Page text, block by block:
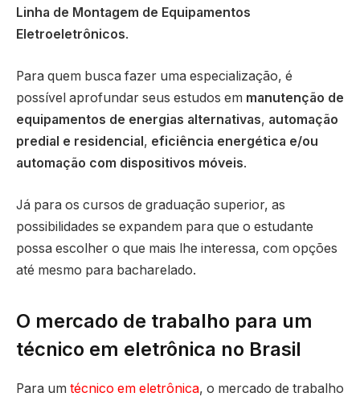
Linha de Montagem de Equipamentos
Eletroeletrônicos.
Para quem busca fazer uma especialização, é
possível aprofundar seus estudos em manutenção de
equipamentos de energias alternativas, automação
predial e residencial, eficiência energética e/ou
automação com dispositivos móveis.
Já para os cursos de graduação superior, as
possibilidades se expandem para que o estudante
possa escolher o que mais lhe interessa, com opções
até mesmo para bacharelado.
O mercado de trabalho para um
técnico em eletrônica no Brasil
Para um técnico em eletrônica, o mercado de trabalho